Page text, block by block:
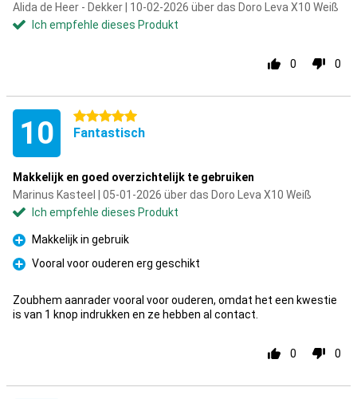
Alida de Heer - Dekker | 10-02-2026 über das Doro Leva X10 Weiß
Ich empfehle dieses Produkt
0 0
10 5 Sterne
Fantastisch
Makkelijk en goed overzichtelijk te gebruiken
Marinus Kasteel | 05-01-2026 über das Doro Leva X10 Weiß
Ich empfehle dieses Produkt
Pro
Makkelijk in gebruik
Pro
Vooral voor ouderen erg geschikt
Zoubhem aanrader vooral voor ouderen, omdat het een kwestie
is van 1 knop indrukken en ze hebben al contact.
0 0